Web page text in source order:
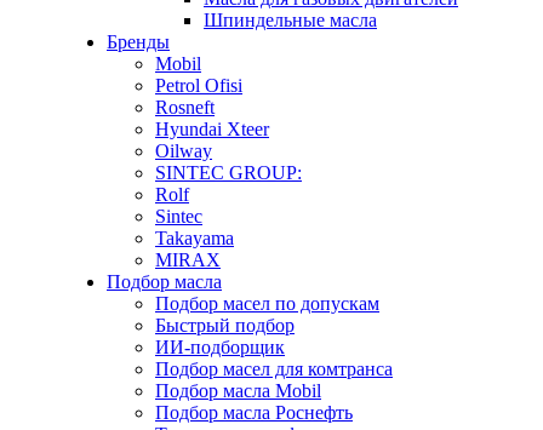
Шпиндельные масла
Бренды
Mobil
Petrol Ofisi
Rosneft
Hyundai Xteer
Oilway
SINTEC GROUP:
Rolf
Sintec
Takayama
MIRAX
Подбор масла
Подбор масел по допускам
Быстрый подбор
ИИ-подборщик
Подбор масел для комтранса
Подбор масла Mobil
Подбор масла Роснефть